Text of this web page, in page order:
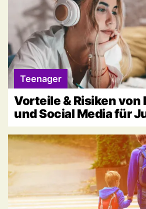
Teenager
Vorteile & Risiken von
und Social Media für